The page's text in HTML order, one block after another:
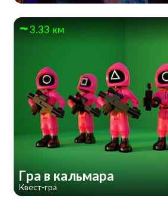
3.33 км
Гра в кальмара
Квест-гра